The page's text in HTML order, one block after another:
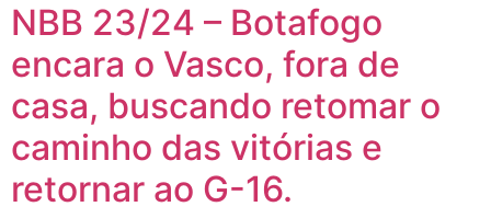
NBB 23/24 – Botafogo
encara o Vasco, fora de
casa, buscando retomar o
caminho das vitórias e
retornar ao G-16.